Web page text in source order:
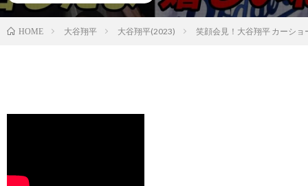
HOME 大谷翔平 大谷翔平(2023) 笑顔会見！大谷翔平 カーシ